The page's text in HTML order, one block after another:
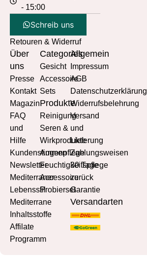
- 15:00
Schreib uns
Retouren & Widerruf
Über
uns
Presse
Kontakt
Magazin
FAQ
und
Hilfe
Kundenstimmen
Newsletter
Mediterraner
Lebensstil
Mediterrane
Inhaltsstoffe
Affilate
Programm
Categories
Gesicht
Accessoire
Sets
Produkte
Reinigung
Seren &
Wirkprodukte
Augenpflege
Feuchtigkeitspflege
Accessoire
Probierset
Allgemein
Impressum
AGB
Datenschutzerklärung
Widerrufsbelehrung
Versand
und
Lieferung
Zahlungsweisen
30 Tage
zurück
Garantie
Versandarten